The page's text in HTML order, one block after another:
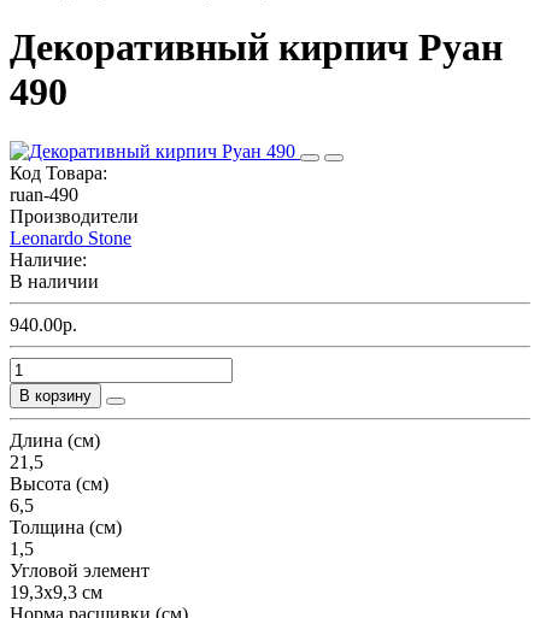
Декоративный кирпич Руан
490
Код Товара:
ruan-490
Производители
Leonardo Stone
Наличие:
В наличии
940.00р.
В корзину
Длина (см)
21,5
Высота (см)
6,5
Толщина (см)
1,5
Угловой элемент
19,3х9,3 см
Норма расшивки (см)